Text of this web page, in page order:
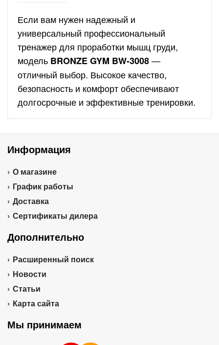
Если вам нужен надежный и
универсальный профессиональный
тренажер для проработки мышц груди,
модель BRONZE GYM BW-3008—
отличный выбор. Высокое качество,
безопасность и комфорт обеспечивают
долгосрочные и эффективные тренировки.
Информация
О магазине
График работы
Доставка
Сертификаты дилера
Дополнительно
Расширенный поиск
Новости
Статьи
Карта сайта
Мы принимаем